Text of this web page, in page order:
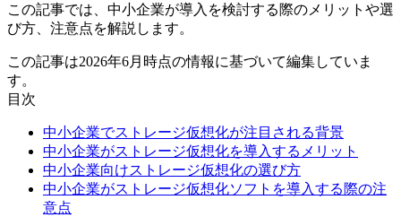
この記事では、中小企業が導入を検討する際のメリットや選
び方、注意点を解説します。
この記事は2026年6月時点の情報に基づいて編集していま
す。
目次
中小企業でストレージ仮想化が注目される背景
中小企業がストレージ仮想化を導入するメリット
中小企業向けストレージ仮想化の選び方
中小企業がストレージ仮想化ソフトを導入する際の注
意点